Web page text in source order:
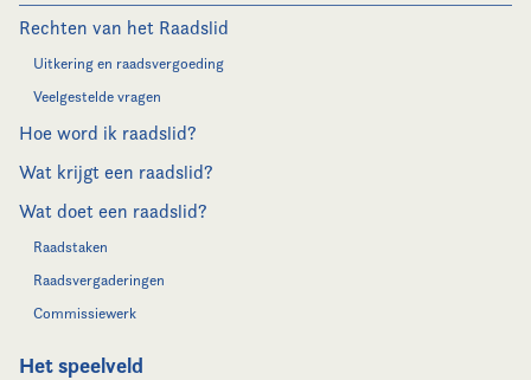
Rechten van het Raadslid
Uitkering en raadsvergoeding
Veelgestelde vragen
Hoe word ik raadslid?
Wat krijgt een raadslid?
Wat doet een raadslid?
Raadstaken
Raadsvergaderingen
Commissiewerk
Het speelveld